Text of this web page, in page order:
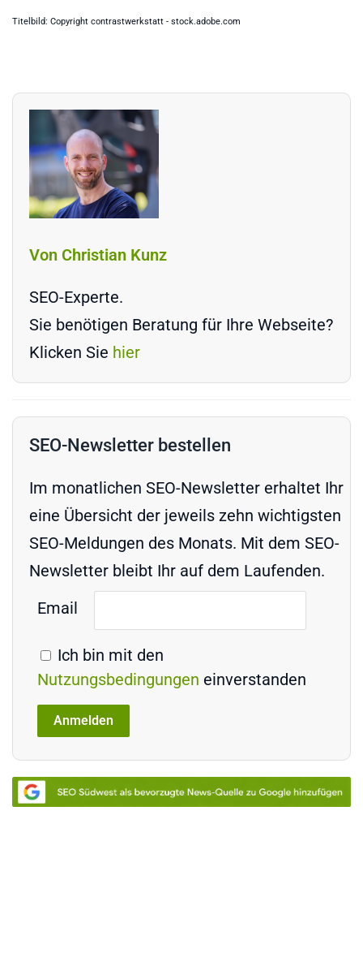
Titelbild: Copyright contrastwerkstatt - stock.adobe.com
Von Christian Kunz
SEO-Experte.
Sie benötigen Beratung für Ihre Webseite?
Klicken Sie hier
SEO-Newsletter bestellen
Im monatlichen SEO-Newsletter erhaltet Ihr
eine Übersicht der jeweils zehn wichtigsten
SEO-Meldungen des Monats. Mit dem SEO-
Newsletter bleibt Ihr auf dem Laufenden.
Email
Ich bin mit den
Nutzungsbedingungen einverstanden